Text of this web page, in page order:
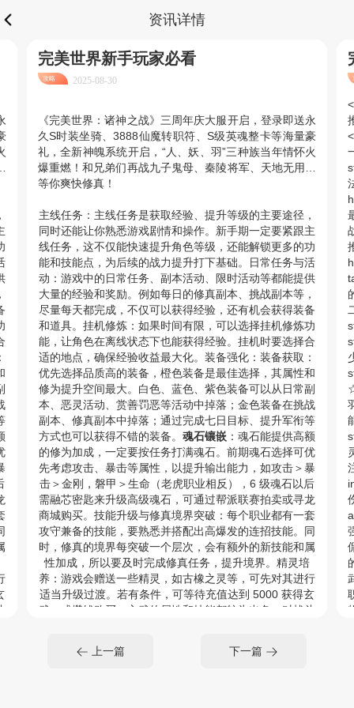
资讯详情
完美世界新手玩家必看
攻略 2025-08-30
《完美世界：诸神之战》三周年庆大服开启，登录即送永
久S时装坐骑、3888仙魔转职符、S级英魂整卡等海量豪
礼，全新神魄系统开启，“人、妖、羽”三种族当年情怀火
爆重燃！和兄弟们再战九子鬼母、秦陵将军、天地无用…
等你爽快修真！
主线任务：主线任务是获取经验、提升等级的主要途径，
同时还能让你熟悉游戏剧情和操作。新手期一定要紧跟主
线任务，这不仅能快速提升角色等级，还能解锁更多的功
能和技能点，为后续的战力提升打下基础。日常任务与活
动：游戏中的日常任务、副本活动、限时活动等都能提供
大量的经验和奖励。例如每日的修真副本、挑战副本等，
尽量每天都完成，不仅可以获得经验，还有机会获得装备
和道具。挂机修炼：如果时间有限，可以选择挂机修炼功
能，让角色在离线状态下也能获得经验。挂机时要选择合
适的地点，确保经验收益最大化。装备强化：装备获取：
优先选择品质高的装备，橙色装备是最佳选择，其属性和
修为提升空间最大。白色、蓝色、紫色装备可以从日常副
本、恶灵活动、赏善罚恶等活动中掉落；金色装备在挑战
副本、修真副本中掉落；通过完成七日目标、提升军衔等
方式也可以获得不错的装备。 魂石镶嵌：魂石能提供高额
的修为加成，一定要按任务打满魂石。前期魂石选择可优
先考虑攻击、暴击等属性，以提升输出能力，如攻击＞暴
击＞金刚，磐甲＞生命（老虎职业相反），6 级魂石以后
需融芯密匙来升级高级魂石，可通过帮派联赛拍卖或寻龙
商城购买。技能升级与修真境界突破：每个职业都有一套
攻守兼备的技能，要熟悉并搭配出高爆发的连招技能。同
时，修真的境界每突破一个层次，会有额外的新技能和属
性加成，所以要及时完成修真任务，提升境界。精灵培
养：游戏会赠送一些精灵，如古橡之灵等，可先对其进行
适当升级过渡。若有条件，可等待充值达到 5000 获得玄
武，或攒钱购买，玄武的属性和技能都较为出色，对战斗
来提升属性。记得每天参与相关活动，积累资源来升级天
上一篇 下一篇